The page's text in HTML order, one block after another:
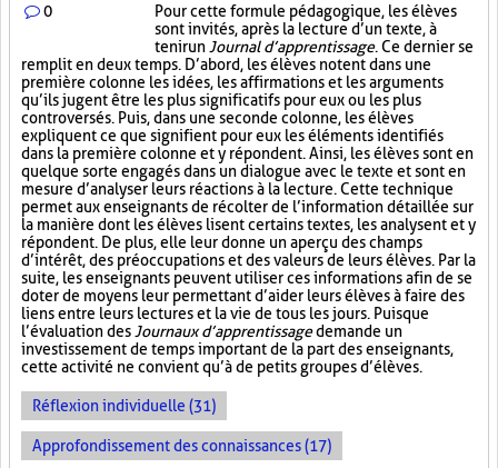
0
Pour cette formule pédagogique, les élèves
sont invités, après la lecture d’un texte, à
tenir un Journal d’apprentissage. Ce dernier se
remplit en deux temps. D’abord, les élèves notent dans une
première colonne les idées, les affirmations et les arguments
qu’ils jugent être les plus significatifs pour eux ou les plus
controversés. Puis, dans une seconde colonne, les élèves
expliquent ce que signifient pour eux les éléments identifiés
dans la première colonne et y répondent. Ainsi, les élèves sont en
quelque sorte engagés dans un dialogue avec le texte et sont en
mesure d’analyser leurs réactions à la lecture. Cette technique
permet aux enseignants de récolter de l’information détaillée sur
la manière dont les élèves lisent certains textes, les analysent et y
répondent. De plus, elle leur donne un aperçu des champs
d’intérêt, des préoccupations et des valeurs de leurs élèves. Par la
suite, les enseignants peuvent utiliser ces informations afin de se
doter de moyens leur permettant d’aider leurs élèves à faire des
liens entre leurs lectures et la vie de tous les jours. Puisque
l’évaluation des Journaux d’apprentissagedemande un
investissement de temps important de la part des enseignants,
cette activité ne convient qu’à de petits groupes d’élèves.
Réflexion individuelle (31)
Approfondissement des connaissances (17)